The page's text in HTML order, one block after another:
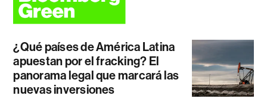
¿Qué países de América Latina
apuestan por el fracking? El
panorama legal que marcará las
nuevas inversiones